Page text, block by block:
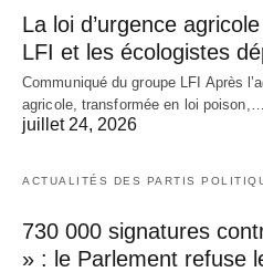
La loi d’urgence
LFI et les écologistes
Communiqué du groupe LFI Après
agricole, transformée en loi poison,…
juillet 24, 2026
ACTUALITÉS DES PARTIS
730 000 signatures
» : le Parlement refuse